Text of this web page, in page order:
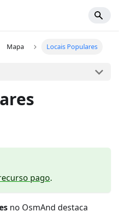
Mapa Locais Populares
pago.
no OsmAnd destaca